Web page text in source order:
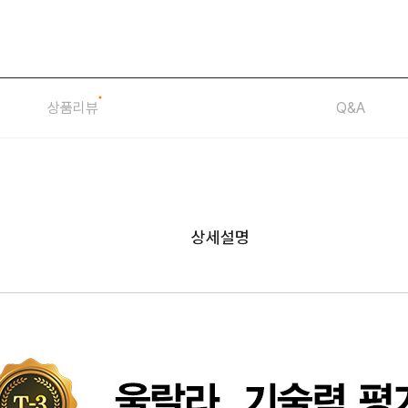
상품리뷰 Q&A
상세설명